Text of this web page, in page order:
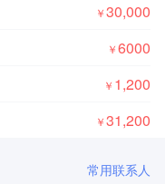
￥30,000
￥6000
￥ 1,200
￥31,200
常用联系人